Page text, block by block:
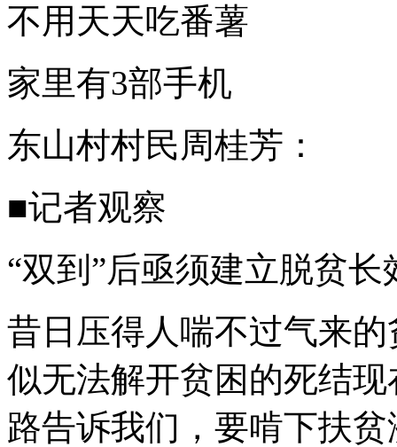
不用天天吃番薯
家里有3部手机
东山村村民周桂芳：
■记者观察
“双到”后亟须建立脱贫长
昔日压得人喘不过气来
似无法解开贫困的死结
路告诉我们，要啃下扶